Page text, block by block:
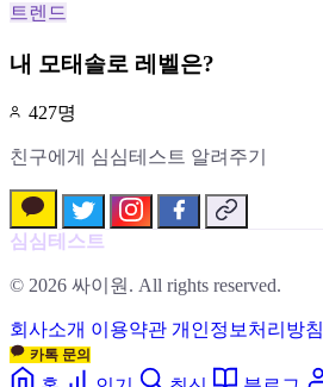
트렌드
내 모태솔로 레벨은?
427명
친구에게 심심테스트 알려주기
심심테스트
© 2026 싸이원. All rights reserved.
회사소개 이용약관 개인정보처리방침
카톡 문의